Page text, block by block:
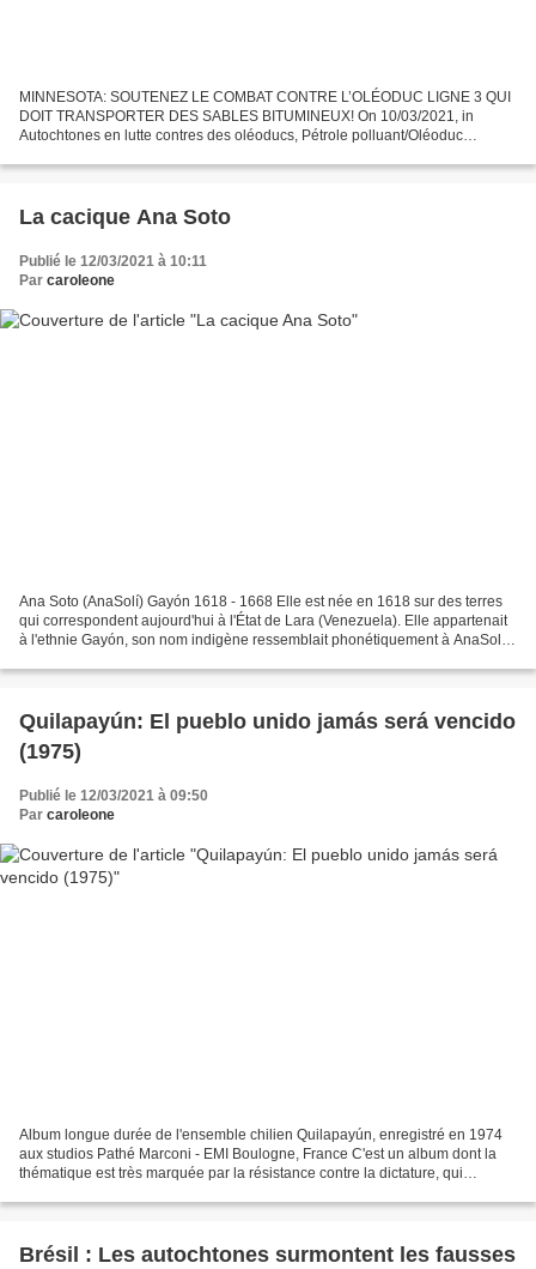
MINNESOTA: SOUTENEZ LE COMBAT CONTRE L’OLÉODUC LIGNE 3 QUI
DOIT TRANSPORTER DES SABLES BITUMINEUX! On 10/03/2021, in
Autochtones en lutte contres des oléoducs, Pétrole polluant/Oléoduc
La cacique Ana Soto
Publié le 12/03/2021 à 10:11
Par caroleone
Ana Soto (AnaSolí) Gayón 1618 - 1668 Elle est née en 1618 sur des terres
qui correspondent aujourd'hui à l'État de Lara (Venezuela). Elle appartenait
à l'ethnie Gayón, son nom indigène ressemblait phonétiquement à AnaSolí
Quilapayún: El pueblo unido jamás será vencido
(1975)
Publié le 12/03/2021 à 09:50
Par caroleone
Album longue durée de l'ensemble chilien Quilapayún, enregistré en 1974
aux studios Pathé Marconi - EMI Boulogne, France C'est un album dont la
thématique est très marquée par la résistance contre la dictature, qui
Brésil : Les autochtones surmontent les fausses